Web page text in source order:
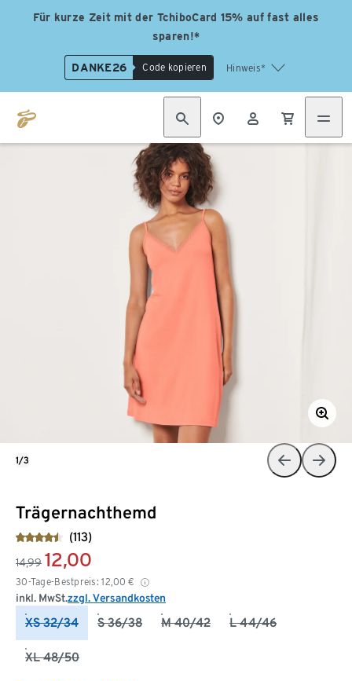
Für kurze Zeit mit der TchiboCard 15% auf fast alles
sparen!*
DANKE26 Code kopieren Hinweis*
Trägernachthemd
(113)
14,99 12,00
30-Tage-Bestpreis: 12,00 €
inkl. MwSt.zzgl. Versandkosten
XS 32/34 S 36/38 M 40/42 L 44/46
XL 48/50
1/3